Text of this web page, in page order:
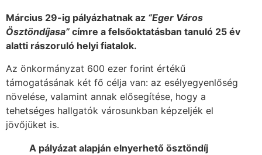
Március 29-ig pályázhatnak az “Eger Város
Ösztöndíjasa” címre a felsőoktatásban tanuló 25 év
alatti rászoruló helyi fiatalok.
Az önkormányzat 600 ezer forint értékű
támogatásának két fő célja van: az esélyegyenlőség
növelése, valamint annak elősegítése, hogy a
tehetséges hallgatók városunkban képzeljék el
jövőjüket is.
A pályázat alapján elnyerhető ösztöndíj